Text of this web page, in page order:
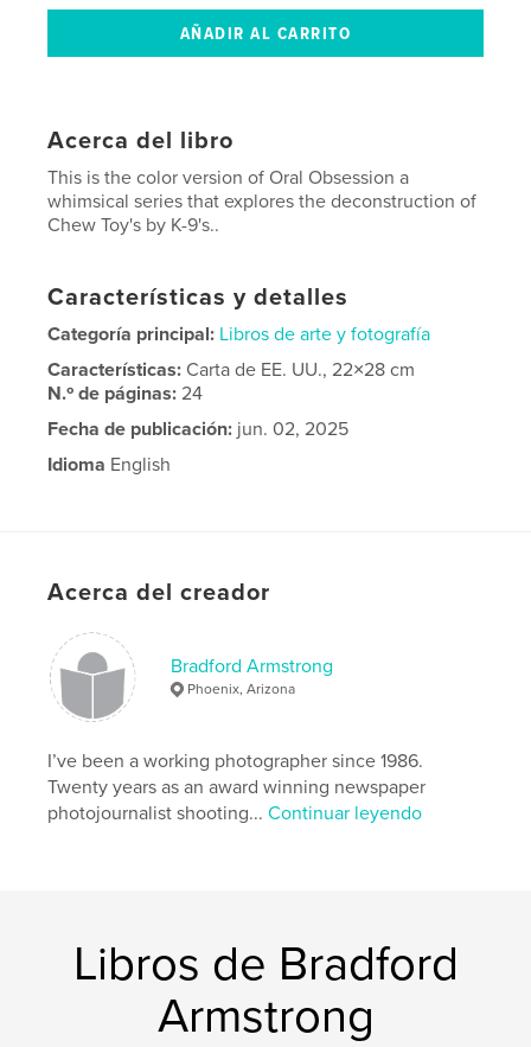
Acerca del libro
This is the color version of Oral Obsession a
whimsical series that explores the deconstruction of
Chew Toy's by K-9's..
Características y detalles
Categoría principal: Libros de arte y fotografía
Características:Carta de EE. UU., 22×28 cm
N.º de páginas:24
Fecha de publicación: jun. 02, 2025
Idioma English
Acerca del creador
Bradford Armstrong
Phoenix, Arizona
I’ve been a working photographer since 1986.
Twenty years as an award winning newspaper
photojournalist shooting...Continuar leyendo
Libros de Bradford
Armstrong